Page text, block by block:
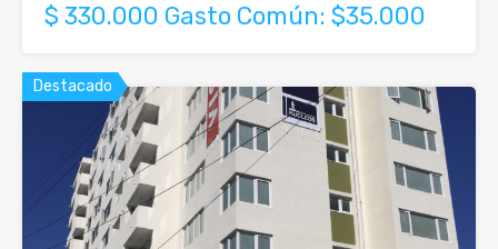
$ 330.000 Gasto Común: $35.000
Destacado